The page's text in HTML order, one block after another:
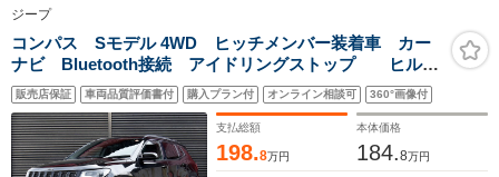
ジープ
コンパス Sモデル 4WD ヒッチメンバー装着車 カー
ナビ Bluetooth接続 アイドリングストップ ヒルデ
ィセントコントロール 障害物センサー パーキングア
シスト レーンキープアシスト ブラインドスポットモ
ニター バックカメラ
販売店保証 車両品質評価書付 購入プラン付 オンライン相談可 360°画像付
支払総額
198.8万円
本体価格
184.8万円